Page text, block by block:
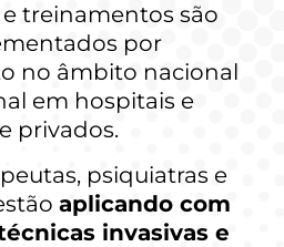
treinamentos são
por
no âmbito nacional
em hospitais e
privados.
psiquiatras e
aplicando com
invasivas e